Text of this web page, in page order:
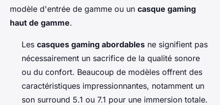
modèle d'entrée de gamme ou un casque gaming
haut de gamme.
Les casques gaming abordables ne signifient pas
nécessairement un sacrifice de la qualité sonore
ou du confort. Beaucoup de modèles offrent des
caractéristiques impressionnantes, notamment un
son surround 5.1 ou 7.1 pour une immersion totale.